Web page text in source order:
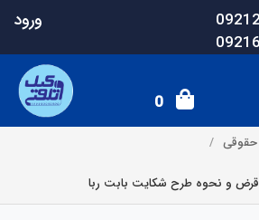
ورود
0
قرض و نحوه طرح شکایت بابت ربا